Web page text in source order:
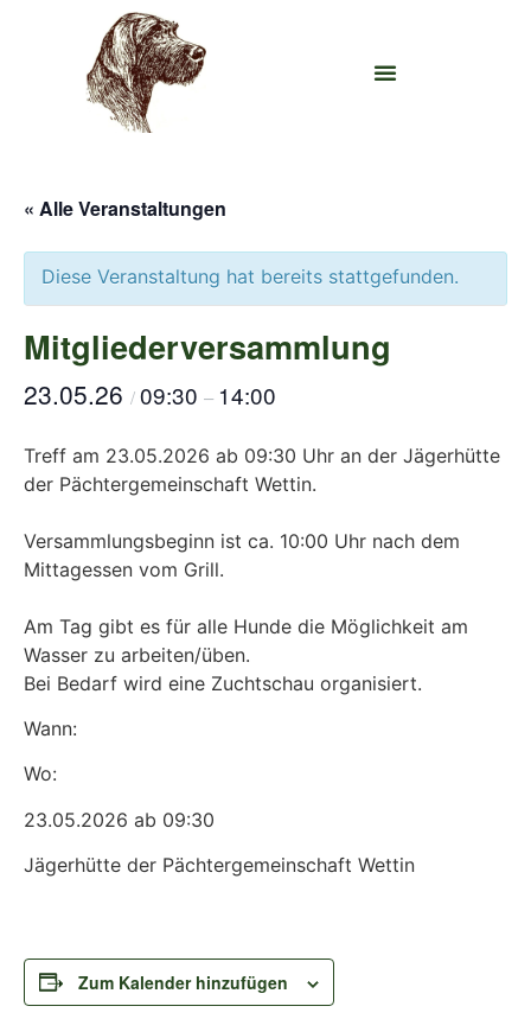
« Alle Veranstaltungen
Diese Veranstaltung hat bereits stattgefunden.
Mitgliederversammlung
23.05.26 /09:30 – 14:00
Treff am 23.05.2026 ab 09:30 Uhr an der Jägerhütte
der Pächtergemeinschaft Wettin.
Versammlungsbeginn ist ca. 10:00 Uhr nach dem
Mittagessen vom Grill.
Am Tag gibt es für alle Hunde die Möglichkeit am
Wasser zu arbeiten/üben.
Bei Bedarf wird eine Zuchtschau organisiert.
Wann:
Wo:
23.05.2026 ab 09:30
Jägerhütte der Pächtergemeinschaft Wettin
Zum Kalender hinzufügen